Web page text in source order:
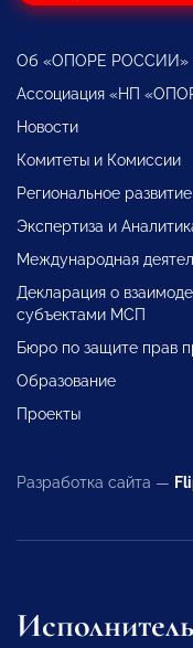
Об «ОПОРЕ РОССИИ»
Ассоциация «НП
Новости
Комитеты и Комиссии
Региональное развитие
Экспертиза и
Международная
Декларация о
субъектами МСП
Бюро по защите прав
Образование
Проекты
Разработка сайта —